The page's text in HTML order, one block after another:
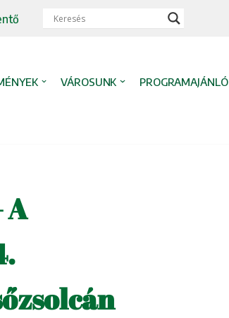
VÁROSUNK PROGRAMAJÁNLÓ
A